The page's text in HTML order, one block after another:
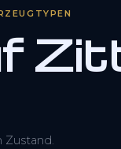
Zustand.